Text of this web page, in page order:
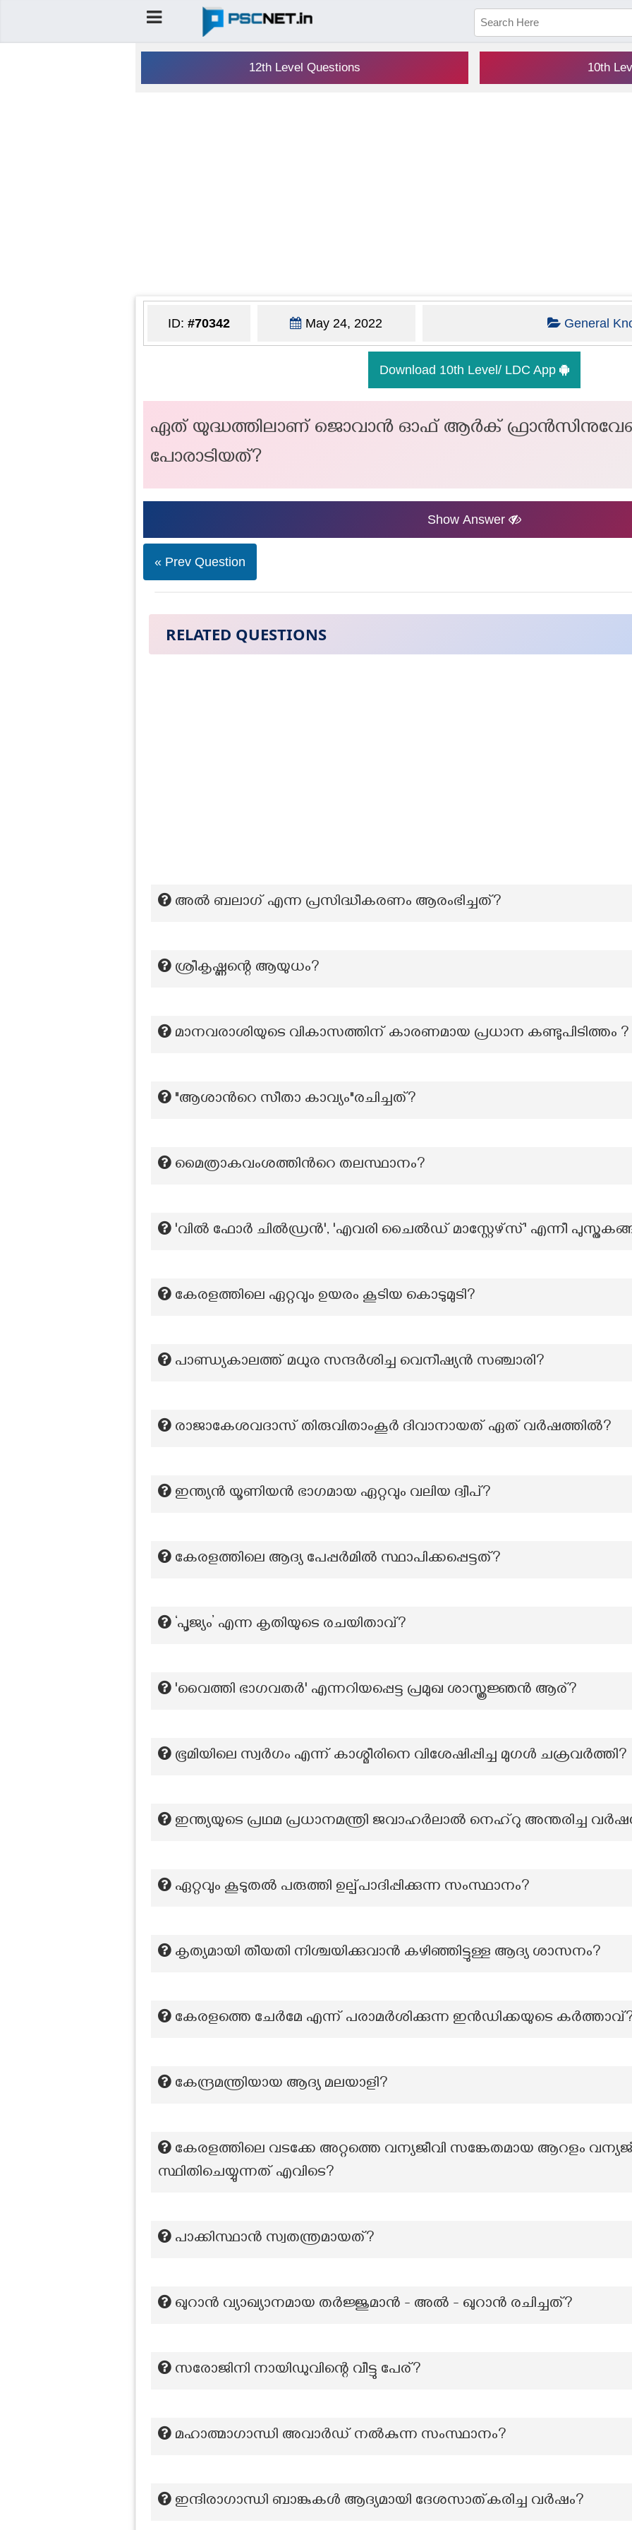
12th Level Questions 10th
ID: #70342 May 24, 2022 General
Download 10th Level/ LDC App
ഏത് യുദ്ധത്തിലാണ് ജൊവാൻ ഓഫ് ആർക്
പോരാടിയത്?
Show Answer
« Prev Question
RELATED QUESTIONS
അൽ ബലാഗ് എന്ന പ്രസിദ്ധീകരണം ആരംഭിച്ചത്?
ശ്രീകൃഷ്ണന്റെ ആയുധം?
മാനവരാശിയുടെ വികാസത്തിന് കാരണമായ പ്രധാന കണ്ടുപിടിത്തം ?
"ആശാന്‍റെ സീതാ കാവ്യം"രചിച്ചത്?
മൈത്രാകവംശത്തിൻറെ തലസ്ഥാനം?
'വിൽ ഫോർ ചിൽഡ്രൻ', 'എവരി ചൈൽഡ് മാസ്റ്റേഴ്സ്' എന്നീ
കേരളത്തിലെ ഏറ്റവും ഉയരം കൂടിയ കൊടുമുടി?
പാണ്ഡ്യകാലത്ത് മധുര സന്ദർശിച്ച വെനീഷ്യൻ സഞ്ചാരി?
രാജാകേശവദാസ് തിരുവിതാംകൂർ ദിവാനായത് ഏത് വർഷത്തിൽ?
ഇന്ത്യൻ യൂണിയൻ ഭാഗമായ ഏറ്റവും വലിയ ദ്വീപ്?
കേരളത്തിലെ ആദ്യ പേപ്പർമിൽ സ്ഥാപിക്കപ്പെട്ടത്?
‘പൂജ്യം’ എന്ന കൃതിയുടെ രചയിതാവ്?
'വൈത്തി ഭാഗവതർ' എന്നറിയപ്പെട്ട പ്രമുഖ ശാസ്ത്രജ്ഞൻ ആര്?
ഭൂമിയിലെ സ്വർഗം എന്ന് കാശ്മീരിനെ വിശേഷിപ്പിച്ച മുഗൾ ചക്രവർത്തി?
ഇന്ത്യയുടെ പ്രഥമ പ്രധാനമന്ത്രി ജവാഹർലാൽ നെഹ്‌റു അന്തരിച്ച
ഏറ്റവും കൂടുതല്‍ പരുത്തി ഉല്പ്പാദിപ്പിക്കുന്ന സംസ്ഥാനം?
കൃത്യമായി തീയതി നിശ്ചയിക്കുവാൻ കഴിഞ്ഞിട്ടുള്ള ആദ്യ ശാസനം?
കേരളത്തെ ചേർമേ എന്ന് പരാമർശിക്കുന്ന ഇൻഡിക്കയുടെ
കേന്ദ്രമന്ത്രിയായ ആദ്യ മലയാളി?
കേരളത്തിലെ വടക്കേ അറ്റത്തെ വന്യജീവി സങ്കേതമായ ആറളം
സ്ഥിതിചെയ്യുന്നത് എവിടെ?
പാക്കിസ്ഥാൻ സ്വതന്ത്രമായത്?
ഖുറാൻ വ്യാഖ്യാനമായ തർജ്ജുമാൻ - അൽ - ഖുറാൻ രചിച്ചത്?
സരോജിനി നായിഡുവിന്റെ വീട്ടു പേര്?
മഹാത്മാഗാന്ധി അവാർഡ് നൽകുന്ന സംസ്ഥാനം?
ഇന്ദിരാഗാന്ധി ബാങ്കുകൾ ആദ്യമായി ദേശസാത്കരിച്ച വർഷം?